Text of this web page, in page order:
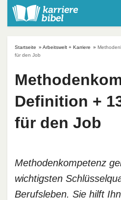
Startseite » Arbeitswelt + Karriere »
für den Job
Definition +
für den Job
Methodenkompetenz
wichtigsten
Berufsleben. Sie hilft